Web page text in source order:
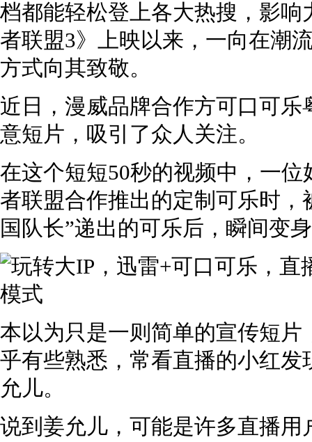
档都能轻松登上各大热搜，影
者联盟3》上映以来，一向在潮
方式向其致敬。
近日，漫威品牌合作方可口可
意短片，吸引了众人关注。
在这个短短50秒的视频中，一
者联盟合作推出的定制可乐时，
国队长”递出的可乐后，瞬间变
本以为只是一则简单的宣传短
乎有些熟悉，常看直播的小红
允儿。
说到姜允儿，可能是许多直播